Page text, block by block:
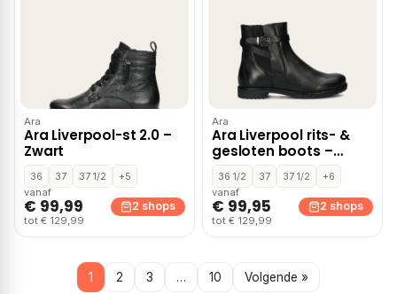
Ara
Ara Liverpool-st 2.0 –
Zwart
36 37 37 1/2
+5
vanaf
€ 99,99
tot € 129,99
2 shops
Ara
Ara Liverpool rits- &
gesloten boots –
Zwart
36 1/2 37 37 1/2
+6
vanaf
€ 99,95
tot € 129,99
2 shops
1 2 3 … 10 Volgende »